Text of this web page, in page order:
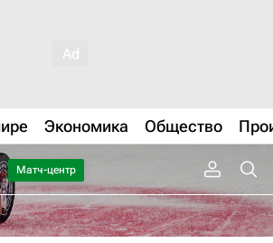
Экономика Общество
Матч-центр